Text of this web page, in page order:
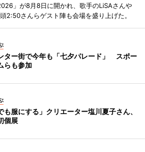
」が8月8日に開かれ、歌手のLiSAさんや
2:50さんらゲスト陣も会場を盛り上げた。
ター街で今年も「七夕パレード」 スポー
らも参加
も服にする」クリエーター塩川夏子さん、
個展